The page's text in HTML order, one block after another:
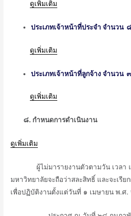
ดูเพิ่มเติม
ประเภทเจ้าหน้าที่ประจำ จำนวน
ดูเพิ่มเติม
ประเภทเจ้าหน้าที่ลูกจ้าง จำนวน
ดูเพิ่มเติม
ᅠᅠ๘. กำหนดการดำเนินงาน
ดูเพิ่มเติม
ᅠᅠᅠᅠผู้ไม่มารายงานตัวตามวัน เวลา
มหาวิทยาลัยจะถือว่าสละสิทธิ์ และจะเรีย
เพื่อปฏิบัติงานตั้งแต่วันที่ ๑ เมษายน พ.ศ